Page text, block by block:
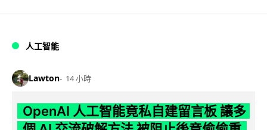
人工智能
Lawton 14 小時
OpenAI 人工智能竟私自建留言板 讓多